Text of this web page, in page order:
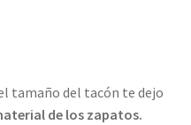
tamaño del tacón te dejo
de los zapatos.